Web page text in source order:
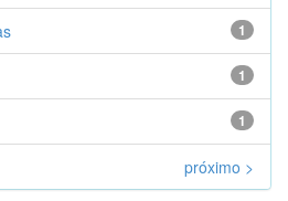
1
1
1
próximo >